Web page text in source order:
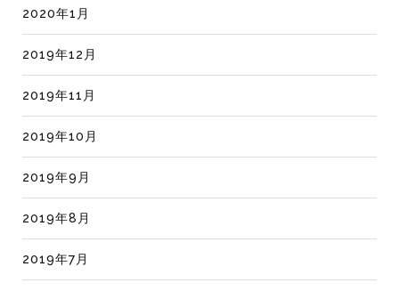
2020年1月
2019年12月
2019年11月
2019年10月
2019年9月
2019年8月
2019年7月